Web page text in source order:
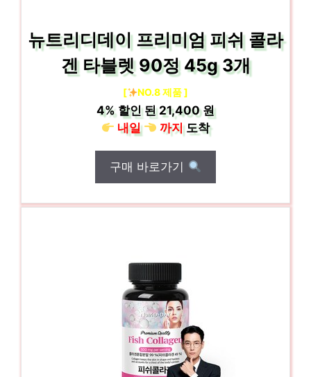
뉴트리디데이 프리미엄 피쉬 콜라
겐 타블렛 90정 45g 3개
[ NO.8 제품 ]
4%할인 된21,400 원
내일
까지도착
구매 바로가기